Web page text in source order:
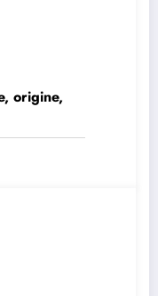
origine,